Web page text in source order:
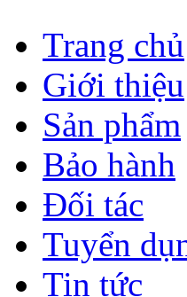
Trang chủ
Giới thiệu
Sản phẩm
Bảo hành
Đối tác
Tuyển
Tin tức